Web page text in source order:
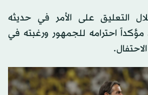
التعليق على الأمر في حديثه
مؤكداً احترامه للجمهور ورغبته في